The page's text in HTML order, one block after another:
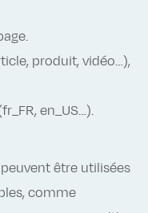
produit, vidéo…),
en_US…).
être utilisées
comme